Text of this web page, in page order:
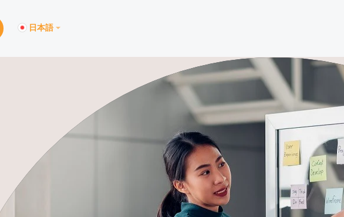
通信コミュニケーションズ
リスオフィス
カオフィス
ムオフィス
日本語